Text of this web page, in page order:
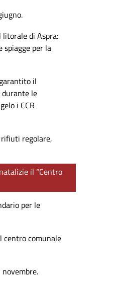
di Aspra:
spiagge per la
il
le
i CCR
rifiuti regolare,
il “Centro
per le
centro comunale